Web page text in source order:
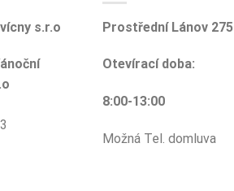
s.r.o Prostřední Lánov 275
Otevírací doba:
8:00-13:00
Možná Tel. domluva